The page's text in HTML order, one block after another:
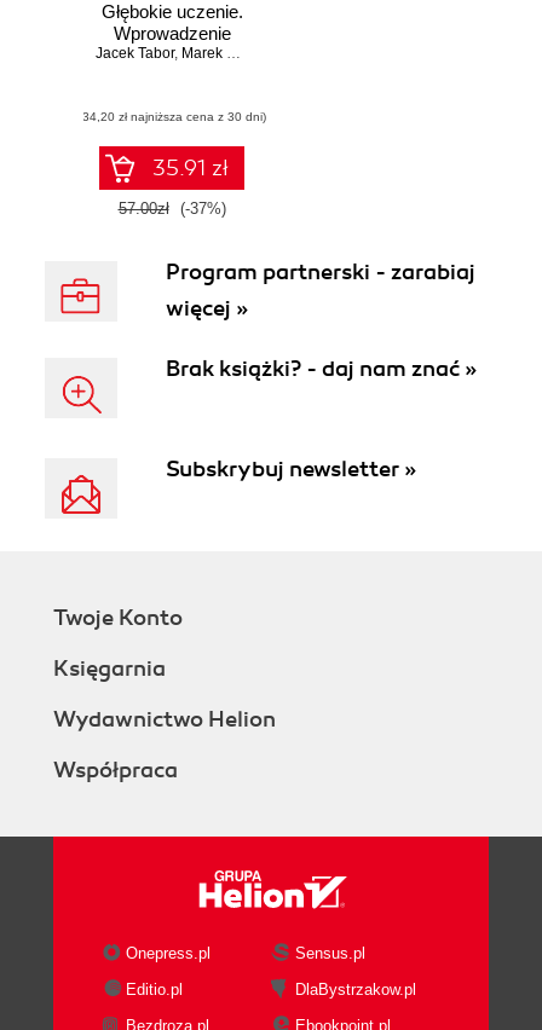
Głębokie uczenie.
Wprowadzenie
Jacek Tabor, Marek Śmieja
(34,20 zł najniższa cena z 30 dni)
35.91 zł
57.00zł (-37%)
Program partnerski - zarabiaj
więcej »
Brak książki? - daj nam znać »
Subskrybuj newsletter »
Twoje Konto
Księgarnia
Wydawnictwo Helion
Współpraca
Onepress.pl
Sensus.pl
Editio.pl
DlaBystrzakow.pl
Bezdroza.pl
Ebookpoint.pl